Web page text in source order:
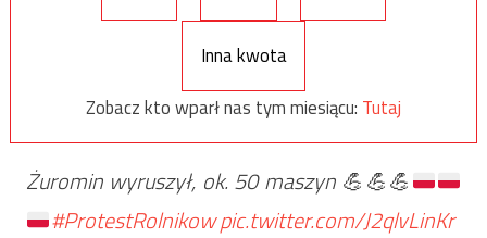
Inna kwota
Zobacz kto wparł nas tym miesiącu: Tutaj
Żuromin wyruszył, ok. 50 maszyn 💪💪💪
#ProtestRolnikowpic.twitter.com/J2qlvLinKr